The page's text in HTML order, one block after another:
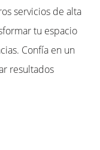
servicios de alta
tu espacio
Confía en un
resultados